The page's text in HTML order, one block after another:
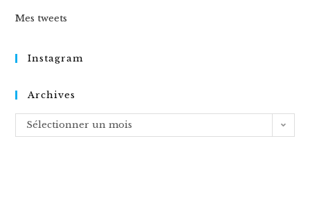
Mes tweets
Instagram
Archives
Archives
Sélectionner un mois